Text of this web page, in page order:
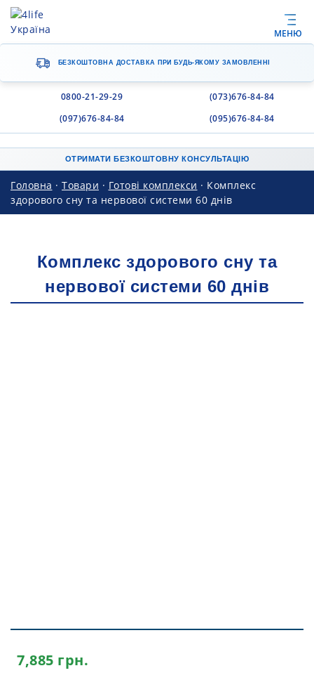
МЕНЮ
БЕЗКОШТОВНА ДОСТАВКА ПРИ БУДЬ-ЯКОМУ ЗАМОВЛЕННІ
0800-21-29-29
(073)676-84-84
(097)676-84-84
(095)676-84-84
ОТРИМАТИ БЕЗКОШТОВНУ КОНСУЛЬТАЦІЮ
Головна · Товари · Готові комплекси · Комплекс
здорового сну та нервової системи 60 днів
Комплекс здорового сну та
нервової системи 60 днів
7,885 грн.